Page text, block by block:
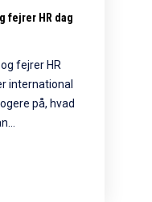
fejrer HR dag
fejrer HR
international
på, hvad